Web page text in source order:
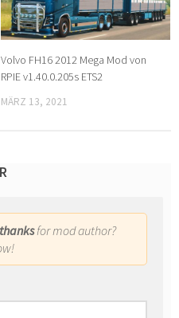
Volvo FH16 2012 Mega Mod von
RPIE v1.40.0.205s ETS2
MÄRZ 13, 2021
for mod author?